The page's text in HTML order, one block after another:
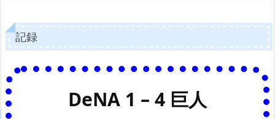
記録
DeNA 1 – 4 巨人